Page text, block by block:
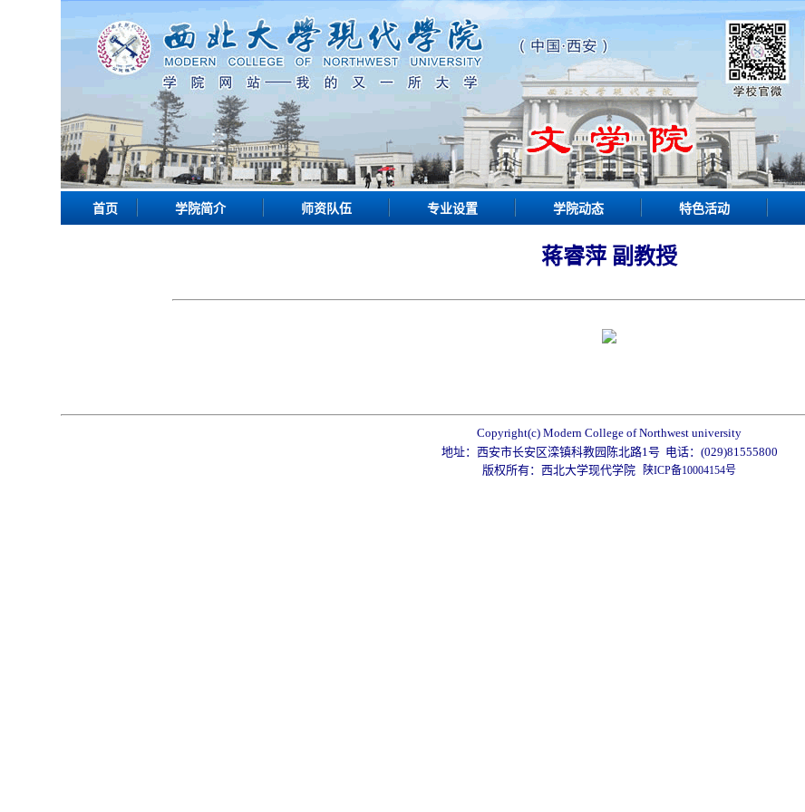
首页 学院简介 师资队伍 专业设置 学院动态 特色活动
蒋睿萍 副教授
Copyright(c) Modern College of Northwest university
地址：西安市长安区滦镇科教园陈北路1号 电话：(029)81555800
版权所有：西北大学现代学院
陕ICP备10004154号